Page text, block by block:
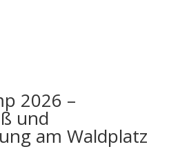
2026 –
und
am Waldplatz